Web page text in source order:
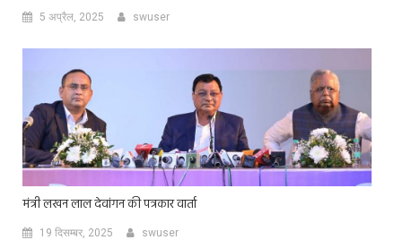
5 अप्रैल, 2025 swuser
मंत्री लखन लाल देवांगन की पत्रकार वार्ता
19 दिसम्बर, 2025 swuser